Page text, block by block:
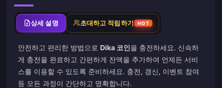
상세 설명 초대하고 적립하기 HOT
안전하고 편리한 방법으로 Dika 코인을 충전하세요. 신속하
게 충전을 완료하고 간편하게 잔액을 추가하여 언제든 서비
스를 이용할 수 있도록 준비하세요. 충전, 갱신, 이벤트 참여
등 모든 과정이 간단하고 명확합니다.